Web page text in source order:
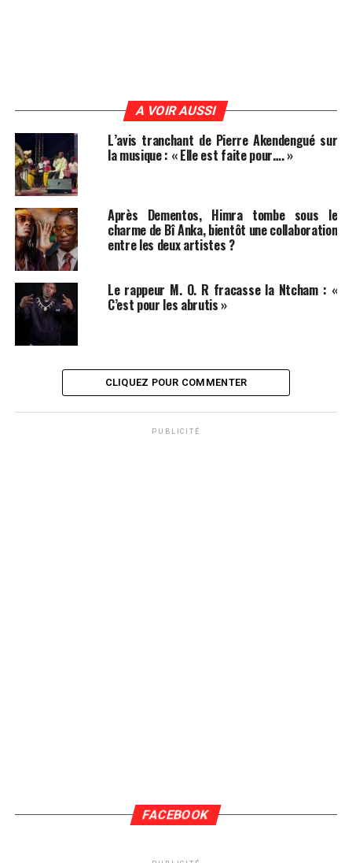
A VOIR AUSSI
L’avis tranchant de Pierre Akendengué sur
la musique : « Elle est faite pour…. »
Après Dementos, Himra tombe sous le
charme de Bî Anka, bientôt une collaboration
entre les deux artistes ?
Le rappeur M. O. R fracasse la Ntcham : «
C’est pour les abrutis »
CLIQUEZ POUR COMMENTER
PUBLICITÉ
FACEBOOK